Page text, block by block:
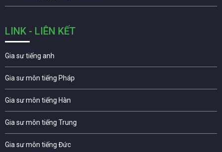
LINK - LIÊN KẾT
Gia sư tiếng anh
Gia sư môn tiếng Pháp
Gia sư môn tiếng Hàn
Gia sư môn tiếng Trung
Gia sư môn tiếng Đức